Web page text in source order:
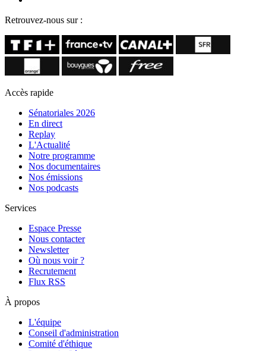
Retrouvez-nous sur :
Accès rapide
Sénatoriales 2026
En direct
Replay
L'Actualité
Notre programme
Nos documentaires
Nos émissions
Nos podcasts
Services
Espace Presse
Nous contacter
Newsletter
Où nous voir ?
Recrutement
Flux RSS
À propos
L'équipe
Conseil d'administration
Comité d'éthique